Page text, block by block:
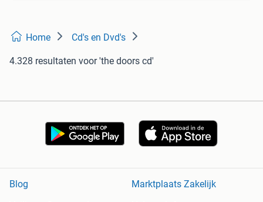
Home Cd's en Dvd's
4.328 resultaten voor 'the doors cd'
Blog
Marktplaats Zakelijk